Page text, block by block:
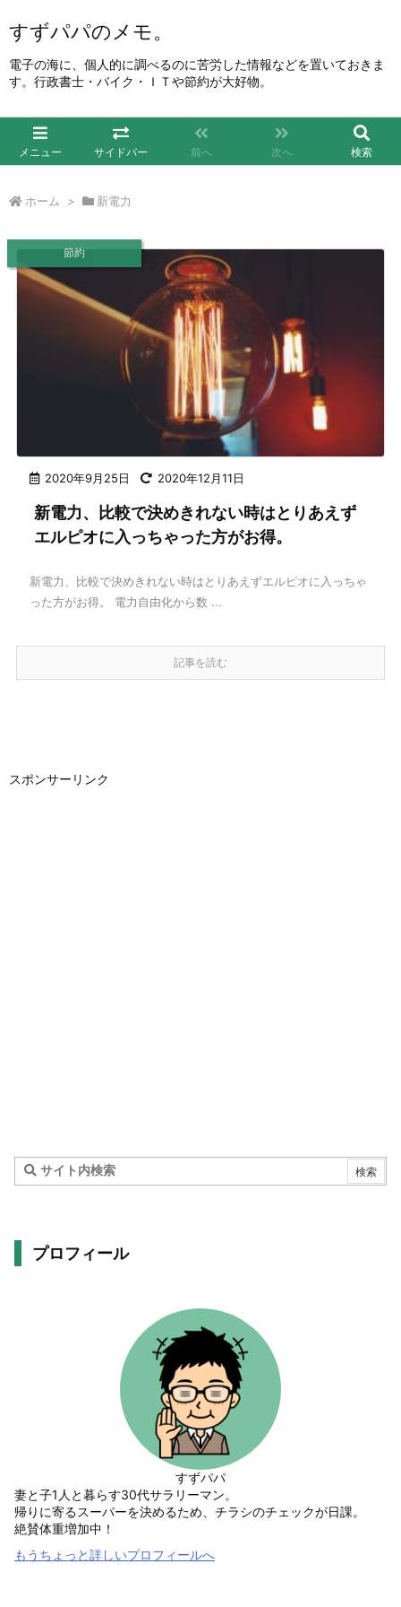
すずパパのメモ。
電子の海に、個人的に調べるのに苦労した情報などを置いておきま
す。行政書士・バイク・ＩＴや節約が大好物。
メニュー サイドバー 前へ 次へ 検索
ホーム > 新電力
2020年9月25日 2020年12月11日
節約
新電力、比較で決めきれない時はとりあえず
エルピオに入っちゃった方がお得。
新電力、比較で決めきれない時はとりあえずエルピオに入っちゃ
った方がお得。 電力自由化から数 ...
記事を読む
スポンサーリンク
プロフィール
すずパパ
妻と子1人と暮らす30代サラリーマン。
帰りに寄るスーパーを決めるため、チラシのチェックが日課。
絶賛体重増加中！
もうちょっと詳しいプロフィールへ